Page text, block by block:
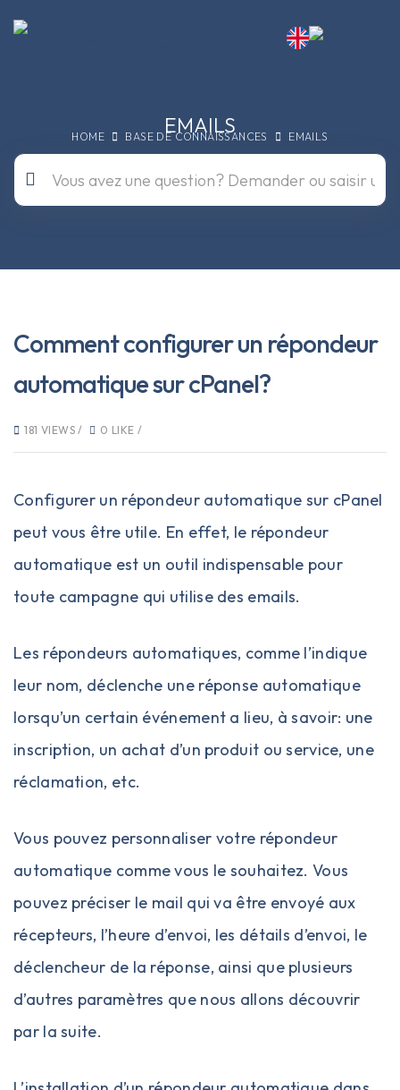
EMAILS
HOME BASE DE CONNAISSANCES EMAILS
Comment configurer un répondeur
automatique sur cPanel?
181 VIEWS / 0 LIKE /
Configurer un répondeur automatique sur cPanel
peut vous être utile. En effet, le répondeur
automatique est un outil indispensable pour
toute campagne qui utilise des emails.
Les répondeurs automatiques, comme l’indique
leur nom, déclenche une réponse automatique
lorsqu’un certain événement a lieu, à savoir: une
inscription, un achat d’un produit ou service, une
réclamation, etc.
Vous pouvez personnaliser votre répondeur
automatique comme vous le souhaitez. Vous
pouvez préciser le mail qui va être envoyé aux
récepteurs, l’heure d’envoi, les détails d’envoi, le
déclencheur de la réponse, ainsi que plusieurs
d’autres paramètres que nous allons découvrir
par la suite.